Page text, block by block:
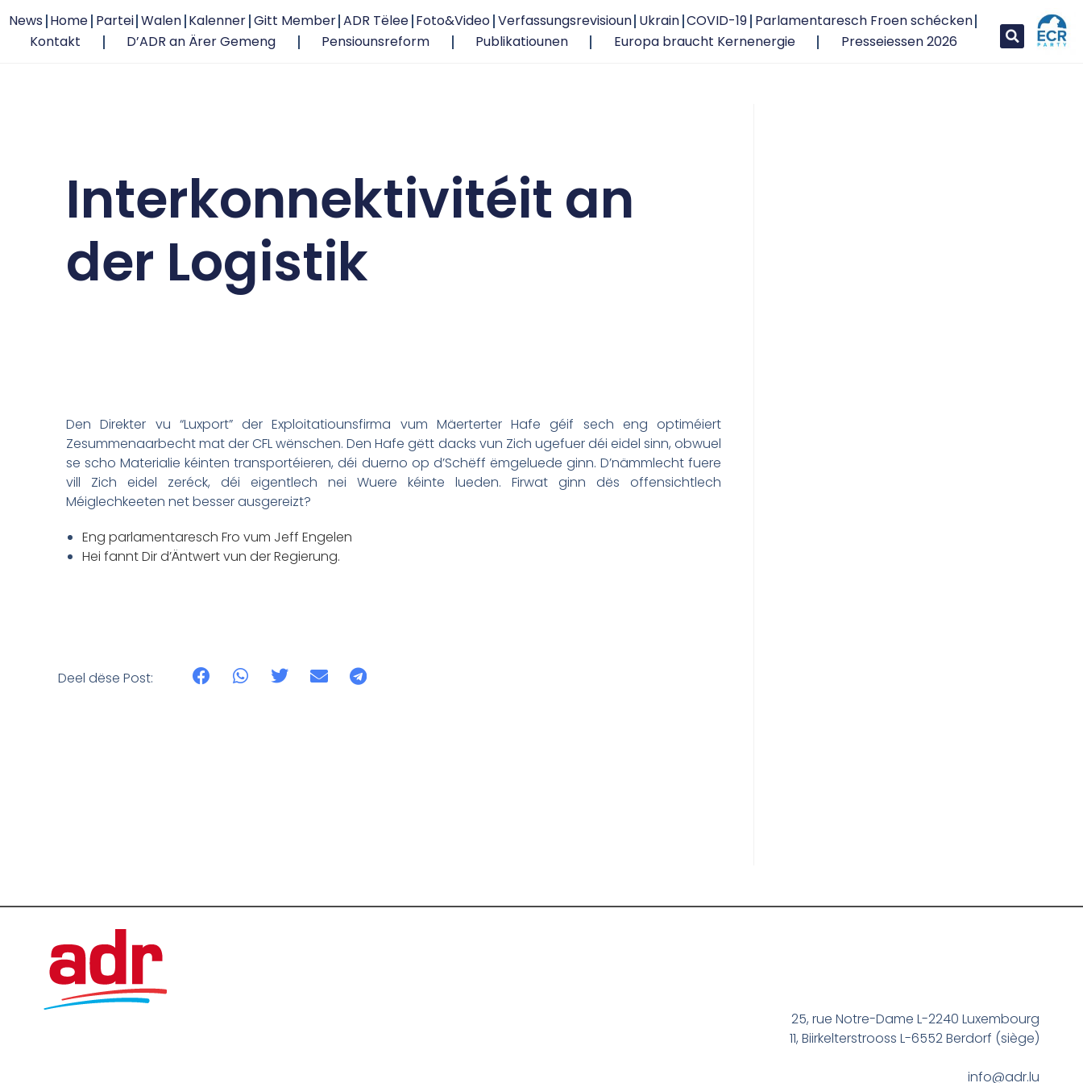
News Home Partei Walen Kalenner Gitt Member ADR Tëlee Foto&Video Verfassungsrevisioun Ukrain COVID-19 Parlamentaresch Froen schécken
Kontakt
D’ADR an Ärer Gemeng Pensiounsreform Publikatiounen Europa braucht Kernenergie Presseiessen 2026
Interkonnektivitéit an
der Logistik
Den Direkter vu “Luxport” der Exploitatiounsfirma vum Mäerterter Hafe géif sech eng optiméiert
Zesummenaarbecht mat der CFL wënschen. Den Hafe gëtt dacks vun Zich ugefuer déi eidel sinn, obwuel
se scho Materialie kéinten transportéieren, déi duerno op d’Schëff ëmgeluede ginn. D’nämmlecht fuere
vill Zich eidel zeréck, déi eigentlech nei Wuere kéinte lueden. Firwat ginn dës offensichtlech
Méiglechkeeten net besser ausgereizt?
Eng parlamentaresch Fro vum Jeff Engelen
Hei fannt Dir d’Äntwert vun der Regierung.
Deel dëse Post:
25, rue Notre-Dame L-2240 Luxembourg
11, Biirkelterstrooss L-6552 Berdorf (siège)
info@adr.lu